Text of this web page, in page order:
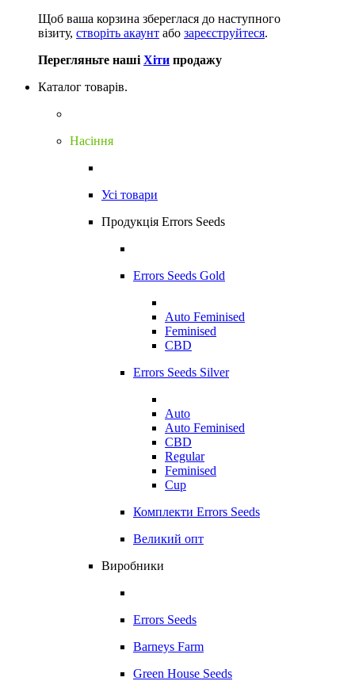
Щоб ваша корзина збереглася до наступного
візиту, створіть акаунт або зареєструйтеся.
Перегляньте наші Хіти продажу
Каталог товарів.
Насіння
Усі товари
Продукція Errors Seeds
Errors Seeds Gold
Auto Feminised
Feminised
CBD
Errors Seeds Silver
Auto
Auto Feminised
CBD
Regular
Feminised
Cup
Комплекти Errors Seeds
Великий опт
Виробники
Errors Seeds
Barneys Farm
Green House Seeds